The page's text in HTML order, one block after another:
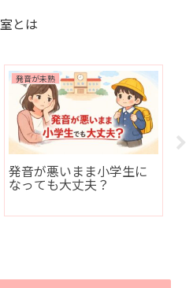
とは
未熟
練習を始める前
門家が必ず確認し
発音が未熟
発音が